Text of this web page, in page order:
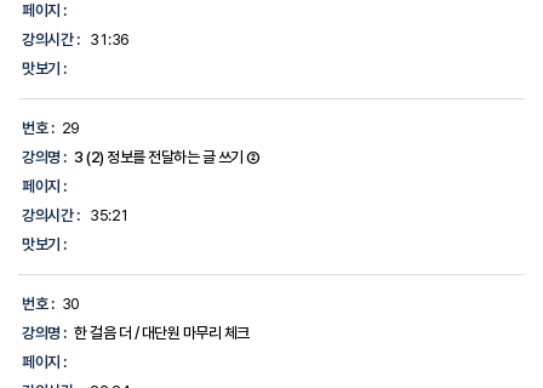
페이지 :
강의시간 :
31:36
맛보기 :
번호 : 29
강의명 : 3 (2) 정보를 전달하는 글 쓰기 ②
페이지 :
강의시간 :
35:21
맛보기 :
번호 : 30
강의명 : 한 걸음 더 / 대단원 마무리 체크
페이지 :